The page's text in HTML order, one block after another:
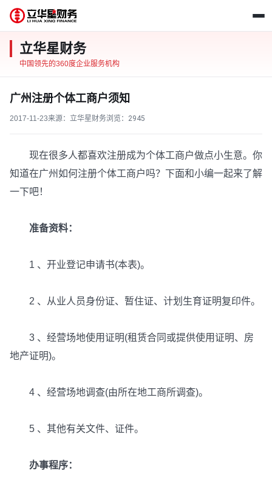
立华星财务
中国领先的360度企业服务机构
广州注册个体工商户须知
2017-11-23来源：立华星财务浏览： 2945
现在很多人都喜欢注册成为个体工商户做点小生意。你
知道在广州如何注册个体工商户吗？下面和小编一起来了解
一下吧！
准备资料：
1 、开业登记申请书(本表)。
2 、从业人员身份证、暂住证、计划生育证明复印件。
3 、经营场地使用证明(租赁合同或提供使用证明、房
地产证明)。
4 、经营场地调查(由所在地工商所调查)。
5 、其他有关文件、证件。
办事程序：